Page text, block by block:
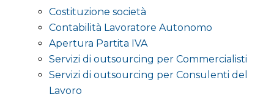
Costituzione società
Contabilità Lavoratore Autonomo
Apertura Partita IVA
Servizi di outsourcing per Commercialisti
Servizi di outsourcing per Consulenti del
Lavoro